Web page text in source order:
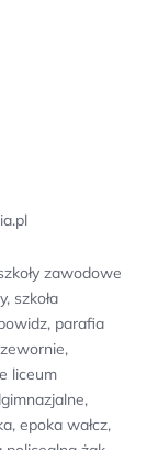
zawodowe
szkoła
parafia
liceum
epoka wałcz,